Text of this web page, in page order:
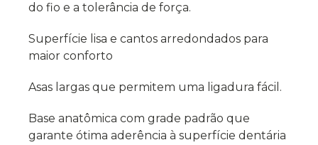
do fio e a tolerância de força.
Superfície lisa e cantos arredondados para
maior conforto
Asas largas que permitem uma ligadura fácil.
Base anatômica com grade padrão que
garante ótima aderência à superfície dentária